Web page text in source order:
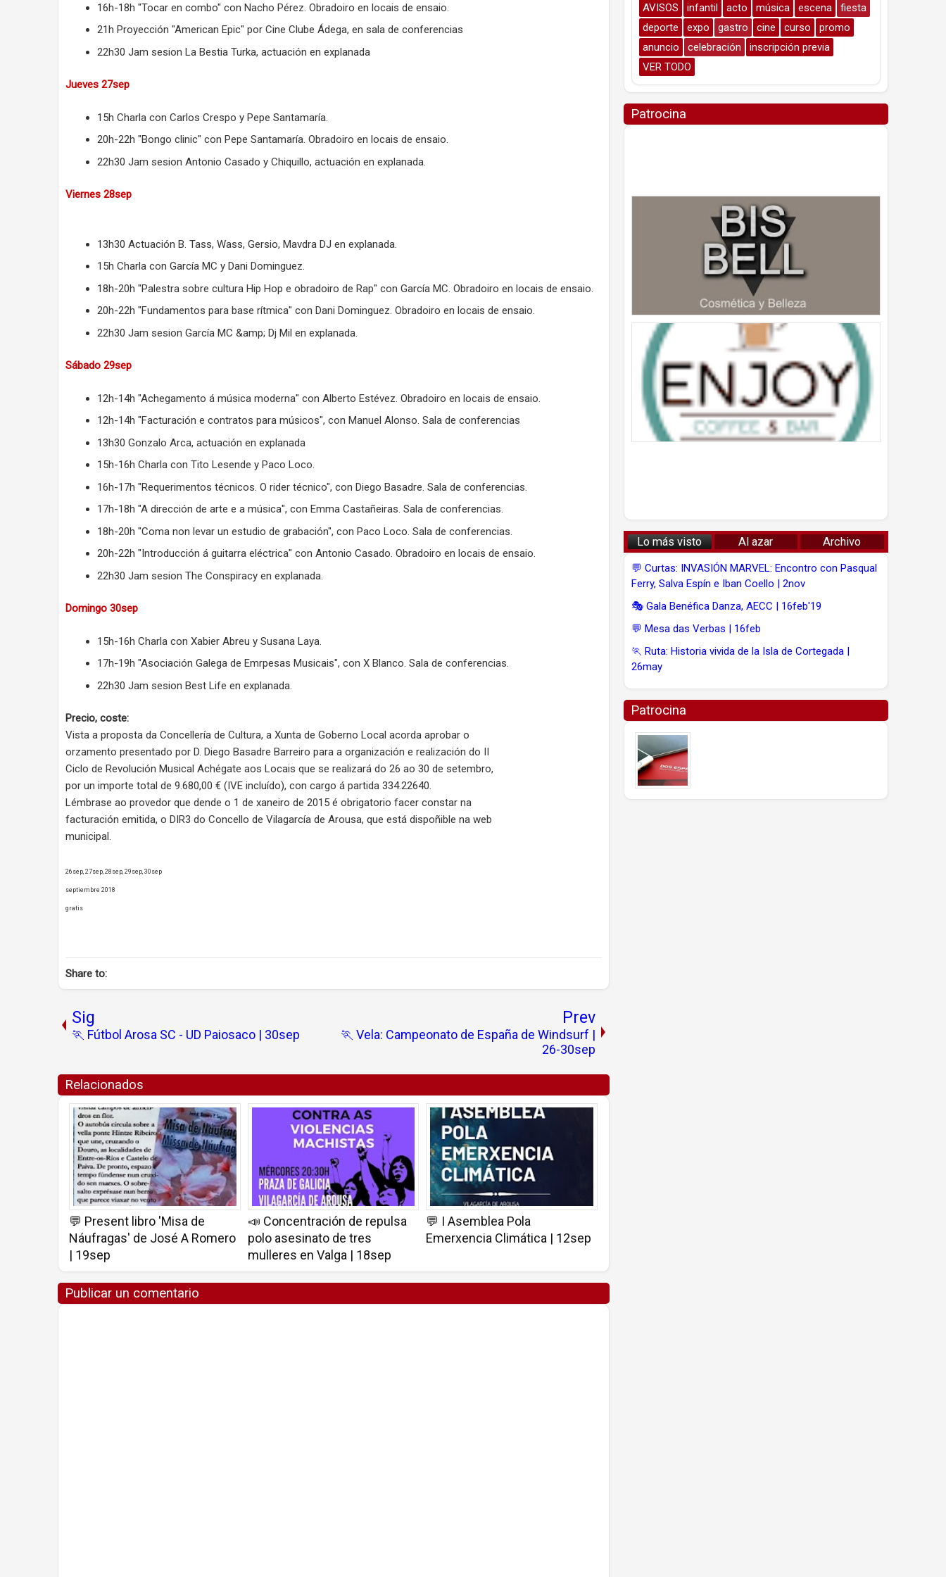
16h-18h "Tocar en combo" con Nacho Pérez. Obradoiro en locais de ensaio.
21h Proyección "American Epic" por Cine Clube Ádega, en sala de conferencias
22h30 Jam sesion La Bestia Turka, actuación en explanada
Jueves 27sep
15h Charla con Carlos Crespo y Pepe Santamaría.
20h-22h "Bongo clinic" con Pepe Santamaría. Obradoiro en locais de ensaio.
22h30 Jam sesion Antonio Casado y Chiquillo, actuación en explanada.
Viernes 28sep
13h30 Actuación B. Tass, Wass, Gersio, Mavdra DJ en explanada.
15h Charla con García MC y Dani Dominguez.
18h-20h "Palestra sobre cultura Hip Hop e obradoiro de Rap" con García MC. Obradoiro en locais de ensaio.
20h-22h "Fundamentos para base rítmica" con Dani Dominguez. Obradoiro en locais de ensaio.
22h30 Jam sesion García MC &amp; Dj Mil en explanada.
Sábado 29sep
12h-14h "Achegamento á música moderna" con Alberto Estévez. Obradoiro en locais de ensaio.
12h-14h "Facturación e contratos para músicos", con Manuel Alonso. Sala de conferencias
13h30 Gonzalo Arca, actuación en explanada
15h-16h Charla con Tito Lesende y Paco Loco.
16h-17h "Requerimentos técnicos. O rider técnico", con Diego Basadre. Sala de conferencias.
17h-18h "A dirección de arte e a música", con Emma Castañeiras. Sala de conferencias.
18h-20h "Coma non levar un estudio de grabación", con Paco Loco. Sala de conferencias.
20h-22h "Introducción á guitarra eléctrica" con Antonio Casado. Obradoiro en locais de ensaio.
22h30 Jam sesion The Conspiracy en explanada.
Domingo 30sep
15h-16h Charla con Xabier Abreu y Susana Laya.
17h-19h "Asociación Galega de Emrpesas Musicais", con X Blanco. Sala de conferencias.
22h30 Jam sesion Best Life en explanada.
Precio, coste:
Vista a proposta da Concellería de Cultura, a Xunta de Goberno Local acorda aprobar o
orzamento presentado por D. Diego Basadre Barreiro para a organización e realización do II
Ciclo de Revolución Musical Achégate aos Locais que se realizará do 26 ao 30 de setembro,
por un importe total de 9.680,00 € (IVE incluído), con cargo á partida 334.22640.
Lémbrase ao provedor que dende o 1 de xaneiro de 2015 é obrigatorio facer constar na
facturación emitida, o DIR3 do Concello de Vilagarcía de Arousa, que está dispoñible na web
municipal.
26sep, 27sep, 28sep, 29sep, 30sep
septiembre 2018
gratis
Share to:
Sig
🏃 Fútbol Arosa SC - UD Paiosaco | 30sep
Prev
🏃 Vela: Campeonato de España de Windsurf |
26-30sep
Relacionados
💬 Present libro 'Misa de
Náufragas' de José A Romero
| 19sep
📣 Concentración de repulsa
polo asesinato de tres
mulleres en Valga | 18sep
💬 I Asemblea Pola
Emerxencia Climática | 12sep
Publicar un comentario
AVISOS infantil acto música escena
fiesta
deporte
expo gastro cine curso
promo
anuncio
celebración
inscripción previa
VER TODO
Patrocina
Lo más visto Al azar Archivo
💬 Curtas: INVASIÓN MARVEL: Encontro con Pasqual
Ferry, Salva Espín e Iban Coello | 2nov
🎭 Gala Benéfica Danza, AECC | 16feb'19
💬 Mesa das Verbas | 16feb
🏃 Ruta: Historia vivida de la Isla de Cortegada |
26may
Patrocina